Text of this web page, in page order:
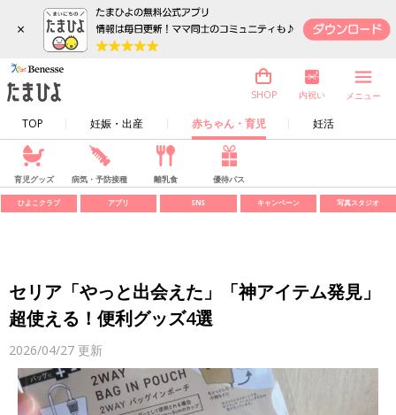
×
TOP 妊娠・出産 赤ちゃん・育児 妊活
SHOP 内祝い メニュー
育児グッズ 病気・予防接種 離乳食 優待パス
ひよこクラブ アプリ SNS キャンペーン 写真スタジオ
セリア「やっと出会えた」「神アイテム発見」
超使える！便利グッズ4選
2026/04/27 更新